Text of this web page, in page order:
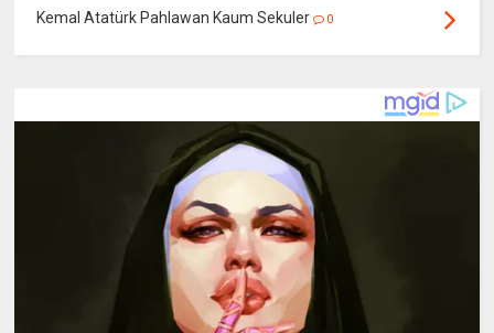
Kemal Atatürk Pahlawan Kaum Sekuler 0